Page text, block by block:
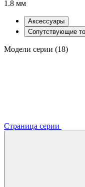
1.8 мм
Аксессуары
Сопутствующие
Модели серии (18)
Страница серии